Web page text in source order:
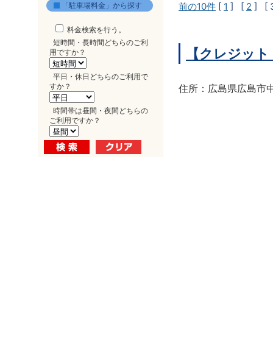
「駐車場料金」から探す
料金検索を行う。
短時間・長時間どちらのご利
用ですか？
平日・休日どちらのご利用で
すか？
時間帯は昼間・夜間どちらの
ご利用ですか？
前の10件 [ 1 ] [ 2 ] [
【クレジッ
住所：広島県広島市